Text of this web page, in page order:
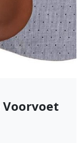
Voorvoet